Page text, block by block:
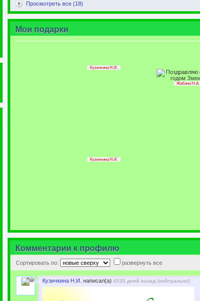
Просмотреть все (18)
Мои подарки
Кузичкина Н.И.
Жабина Н.А.
Кузичкина Н.И.
Комментарии к профилю
Сортировать по: развернуть все
Кузичкина Н.И. написал(а) 4535 дней назад (нейтрально)